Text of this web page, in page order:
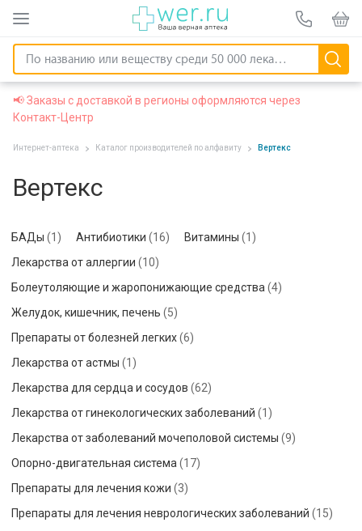
📢 Заказы с доставкой в регионы оформляются через
Контакт-Центр
Интернет-аптека Каталог производителей по алфавиту Вертекс
Вертекс
БАДы (1) Антибиотики (16) Витамины (1)
Лекарства от аллергии (10)
Болеутоляющие и жаропонижающие средства (4)
Желудок, кишечник, печень (5)
Препараты от болезней легких(6)
Лекарства от астмы (1)
Лекарства для сердца и сосудов (62)
Лекарства от гинекологических заболеваний (1)
Лекарства от заболеваний мочеполовой системы (9)
Опорно-двигательная система (17)
Препараты для лечения кожи (3)
Препараты для лечения неврологических заболеваний (15)